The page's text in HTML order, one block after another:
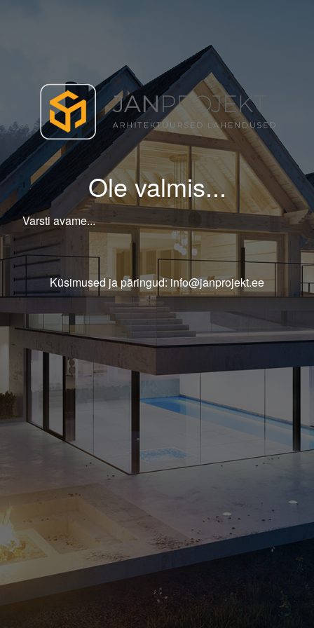
Ole valmis...
Varsti avame...
Küsimused ja päringud: info@janprojekt.ee